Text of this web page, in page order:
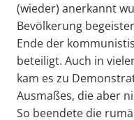
(wieder) anerkannt
Bevölkerung
Ende der
beteiligt. Auch in
kam es zu
Ausmaßes, die aber
So beendete die